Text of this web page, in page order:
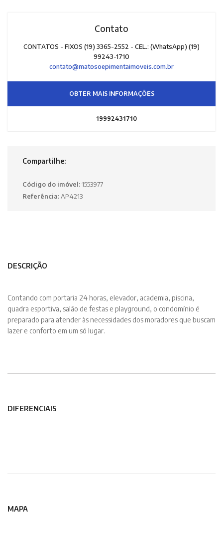
Contato
CONTATOS - FIXOS (19) 3365-2552 - CEL.: (WhatsApp) (19)
99243-1710
contato@matosoepimentaimoveis.com.br
OBTER MAIS INFORMAÇÕES
19992431710
Compartilhe:
Código do imóvel:1553977
Referência:AP4213
DESCRIÇÃO
Contando com portaria 24 horas, elevador, academia, piscina,
quadra esportiva, salão de festas e playground, o condomínio é
preparado para atender às necessidades dos moradores que buscam
lazer e conforto em um só lugar.
DIFERENCIAIS
MAPA